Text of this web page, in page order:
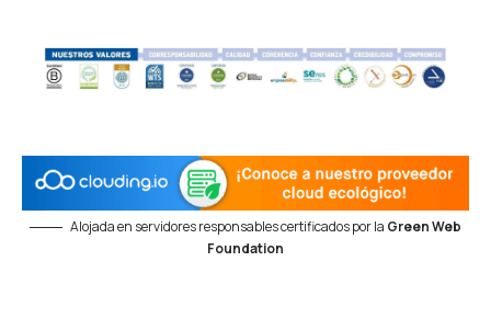
Alojada en servidores responsables certificados por la Green Web
Foundation